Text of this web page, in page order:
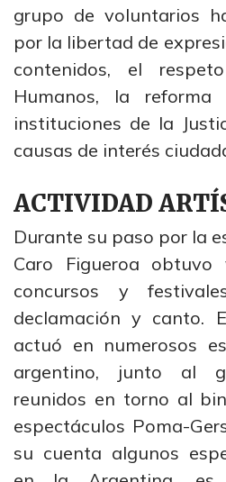
grupo de voluntarios
por la libertad de
contenidos, el
Humanos, la
instituciones de la
causas de interés
ACTIVIDAD
Durante su paso por la
Caro Figueroa obtuvo
concursos y
declamación y canto.
actuó en numerosos
argentino, junto al
reunidos en torno al
espectáculos Poma-
su cuenta algunos